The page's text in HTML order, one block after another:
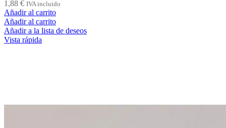
1,88 € IVA incluido
Añadir al carrito
Añadir al carrito
Añadir a la lista de deseos
Vista rápida